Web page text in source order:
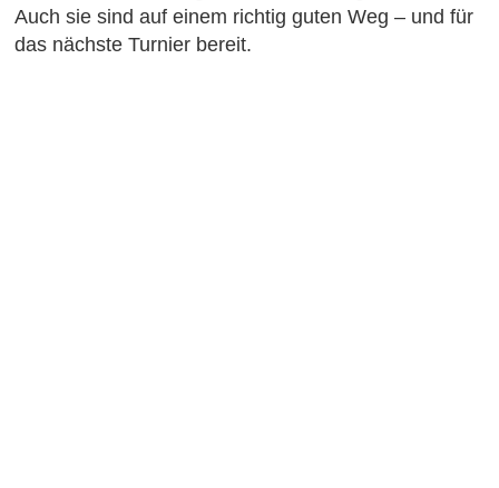
Auch sie sind auf einem richtig guten Weg – und für
das nächste Turnier bereit.